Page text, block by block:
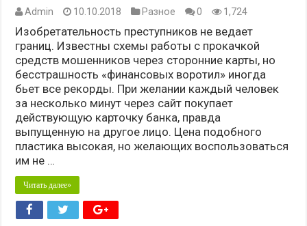
Admin 10.10.2018 Разное 0 1,724
Изобретательность преступников не ведает
границ. Известны схемы работы с прокачкой
средств мошенников через сторонние карты, но
бесстрашность «финансовых воротил» иногда
бьет все рекорды. При желании каждый человек
за несколько минут через сайт покупает
действующую карточку банка, правда
выпущенную на другое лицо. Цена подобного
пластика высокая, но желающих воспользоваться
им не …
Читать далее»